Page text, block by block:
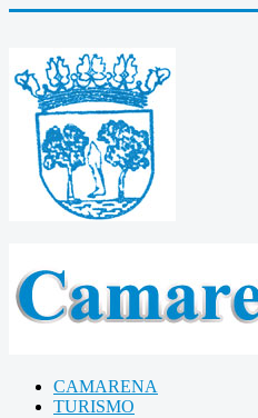
CAMARENA
TURISMO